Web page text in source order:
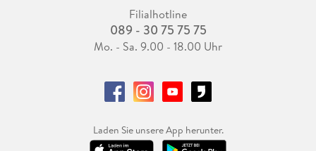
Filialhotline
089 - 30 75 75 75
Mo. - Sa. 9.00 - 18.00 Uhr
Laden Sie unsere App herunter.